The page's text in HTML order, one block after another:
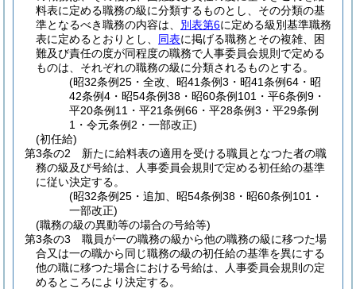
料表に定める職務の級に分類するものとし、その分類の基
準となるべき職務の内容は、 別表第6に定める級別基準職務
表に定めるとおりとし、 同表に掲げる職務とその複雑、困
難及び責任の度が同程度の職務で人事委員会規則で定める
ものは、それぞれの職務の級に分類されるものとする。
(昭32条例25・全改、昭41条例3・昭41条例64・昭
42条例4・昭54条例38・昭60条例101・平6条例9・
平20条例11・平21条例66・平28条例3・平29条例
1・令元条例2・一部改正)
(初任給)
第3条の2
新たに給料表の適用を受ける職員となつた者の職
務の級及び号給は、人事委員会規則で定める初任給の基準
に従い決定する。
(昭32条例25・追加、昭54条例38・昭60条例101・
一部改正)
(職務の級の異動等の場合の号給等)
第3条の3
職員が一の職務の級から他の職務の級に移つた場
合又は一の職から同じ職務の級の初任給の基準を異にする
他の職に移つた場合における号給は、人事委員会規則の定
めるところにより決定する。